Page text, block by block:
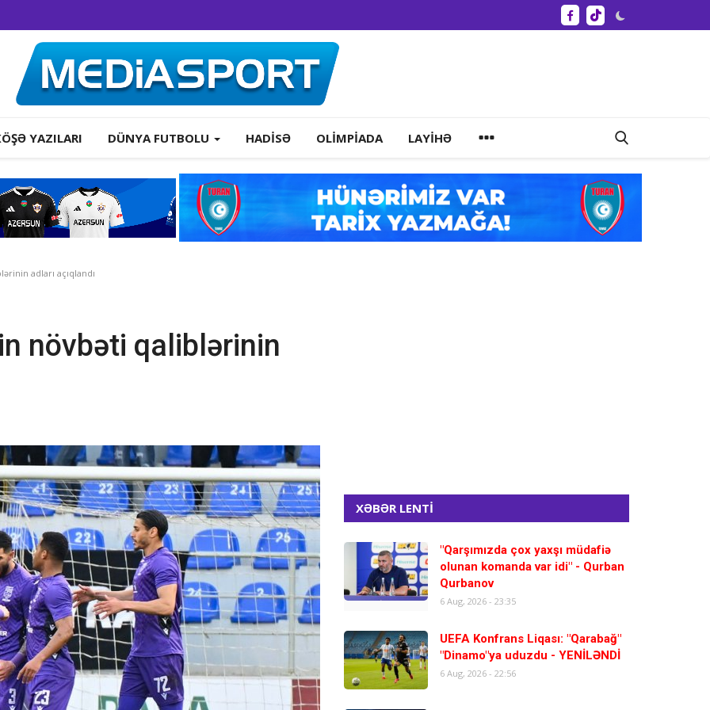
YAZILARI DÜNYA FUTBOLU HADISƏ OLIMPIADA LAYIHƏ
adları açıqlandı
növbəti qaliblərinin
XƏBƏR LENTİ
"Qarşımızda çox yaxşı müdafiə
olunan komanda var idi" - Qurban
Qurbanov
6 Aug, 2026 - 23:35
UEFA Konfrans Liqası: "Qarabağ"
"Dinamo"ya uduzdu - YENİLƏNDİ
6 Aug, 2026 - 22:56